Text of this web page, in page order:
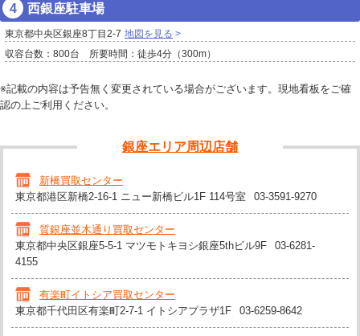
西銀座駐車場
東京都中央区銀座8丁目2-7 地図を見る
収容台数：800台 所要時間：徒歩4分（300m）
※記載の内容は予告無く変更されている場合がございます。現地看板をご確
認の上ご利用ください。
銀座エリア周辺店舗
新橋買取センター
東京都港区新橋2-16-1 ニュー新橋ビル1F 114号室
03-3591-9270
質銀座並木通り買取センター
東京都中央区銀座5-5-1 マツモトキヨシ銀座5thビル9F
03-6281-
4155
有楽町イトシア買取センター
東京都千代田区有楽町2-7-1 イトシアプラザ1F
03-6259-8642